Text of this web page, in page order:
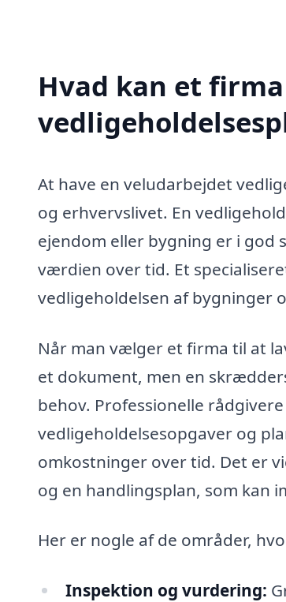
Hvad kan et
At have en veludarbejdet
og erhvervslivet. En
ejendom eller bygning er i
værdien over tid. Et
vedligeholdelsen af bygninger
Når man vælger et firma til at
et dokument, men en
behov. Professionelle
vedligeholdelsesopgaver og
omkostninger over tid. Det er
og en handlingsplan, som kan
Her er nogle af de områder,
Inspektion og vurdering: